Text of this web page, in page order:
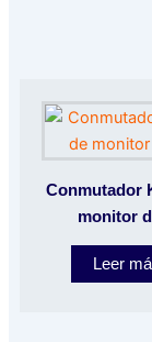
Conmutador
monitor
Leer